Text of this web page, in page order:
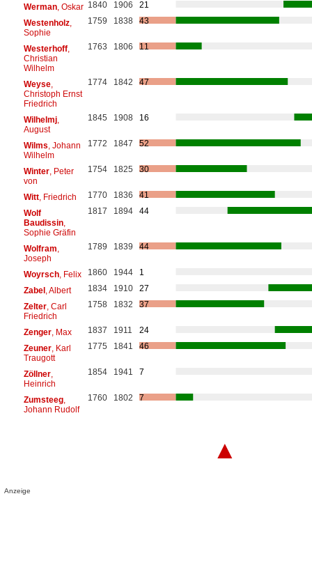
Werman, Oskar 1840 1906
21
Westenholz,
Sophie
1759 1838 43
Westerhoff,
Christian
Wilhelm
1763 1806 11
Weyse,
Christoph Ernst
Friedrich
1774 1842 47
Wilhelmj,
August
1845 1908 16
Wilms , Johann
Wilhelm
1772 1847 52
Winter, Peter
von
1754 1825 30
Witt, Friedrich 1770 1836
41
Wolf
Baudissin,
Sophie Gräfin
1817 1894 44
Wolfram
Joseph
1789 1839 44
Woyrsch, Felix 1860 1944
1
Zabel, Albert 1834 1910
27
Zelter, Carl
Friedrich
1758 1832 37
Zenger, Max 1837 1911
24
Zeuner, Karl
Traugott
1775 1841 46
Zöllner,
Heinrich
1854 1941 7
Zumsteeg,
Johann Rudolf
1760 1802 7
▲
Anzeige